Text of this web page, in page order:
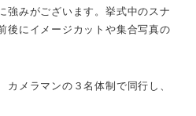
強みがございます。挙式中のスナ
後にイメージカットや集合写真の
カメラマンの３名体制で同行し、